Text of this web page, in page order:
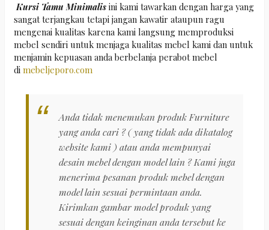
Kursi Tamu Minimalis ini kami tawarkan dengan harga yang
sangat terjangkau tetapi jangan kawatir ataupun ragu
mengenai kualitas karena kami langsung memproduksi
mebel sendiri untuk menjaga kualitas mebel kami dan untuk
menjamin kepuasan anda berbelanja perabot mebel
di mebeljeporo.com
Anda tidak menemukan produk Furniture
yang anda cari ? ( yang tidak ada dikatalog
website kami ) atau anda mempunyai
desain mebel dengan model lain ? Kami juga
menerima pesanan produk mebel dengan
model lain sesuai permintaan anda.
Kirimkan gambar model produk yang
sesuai dengan keinginan anda tersebut ke